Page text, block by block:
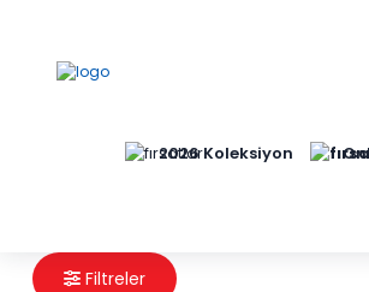
2026 Koleksiyon
Filtreler